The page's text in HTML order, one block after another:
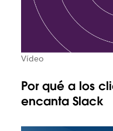
Vídeo
Por qué a los
encanta Slack